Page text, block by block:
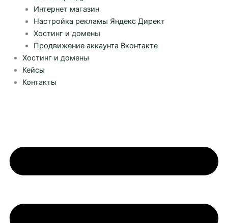
Интернет магазин
Настройка рекламы Яндекс Директ
Хостинг и домены
Продвижение аккаунта Вконтакте
Хостинг и домены
Кейсы
Контакты